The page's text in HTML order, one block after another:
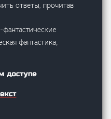
ответы, прочитав
фантастика,
доступе